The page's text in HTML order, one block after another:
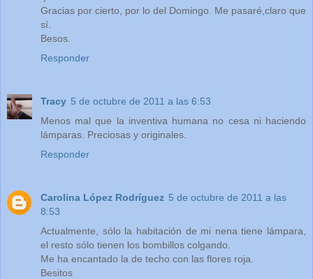
Gracias por cierto, por lo del Domingo. Me pasaré,claro que
sí.
Besos.
Responder
Tracy 5 de octubre de 2011 a las 6:53
Menos mal que la inventiva humana no cesa ni haciendo
lámparas. Preciosas y originales.
Responder
Carolina López Rodríguez 5 de octubre de 2011 a las
8:53
Actualmente, sólo la habitación de mi nena tiene lámpara,
el resto sólo tienen los bombillos colgando.
Me ha encantado la de techo con las flores roja.
Besitos